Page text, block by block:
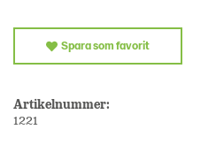
Spara som favorit
Artikelnummer:
1221